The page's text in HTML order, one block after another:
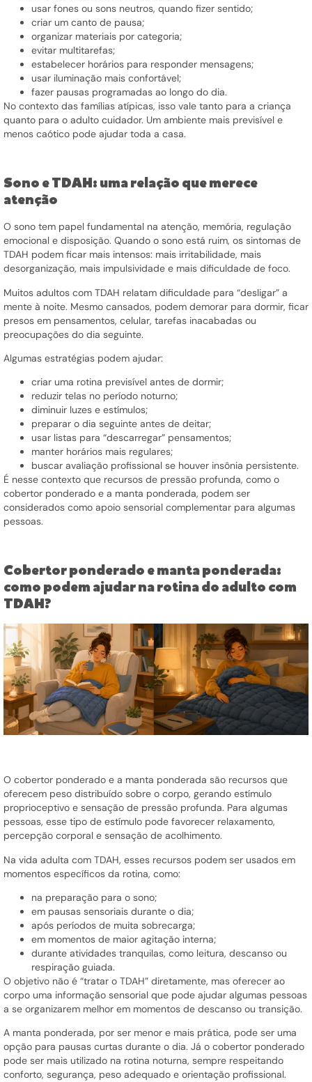
usar fones ou sons neutros, quando fizer sentido;
criar um canto de pausa;
organizar materiais por categoria;
evitar multitarefas;
estabelecer horários para responder mensagens;
usar iluminação mais confortável;
fazer pausas programadas ao longo do dia.
No contexto das famílias atípicas, isso vale tanto para a criança
quanto para o adulto cuidador. Um ambiente mais previsível e
menos caótico pode ajudar toda a casa.
Sono e TDAH: uma relação que merece
atenção
O sono tem papel fundamental na atenção, memória, regulação
emocional e disposição. Quando o sono está ruim, os sintomas de
TDAH podem ficar mais intensos: mais irritabilidade, mais
desorganização, mais impulsividade e mais dificuldade de foco.
Muitos adultos com TDAH relatam dificuldade para “desligar” a
mente à noite. Mesmo cansados, podem demorar para dormir, ficar
presos em pensamentos, celular, tarefas inacabadas ou
preocupações do dia seguinte.
Algumas estratégias podem ajudar:
criar uma rotina previsível antes de dormir;
reduzir telas no período noturno;
diminuir luzes e estímulos;
preparar o dia seguinte antes de deitar;
usar listas para “descarregar” pensamentos;
manter horários mais regulares;
buscar avaliação profissional se houver insônia persistente.
É nesse contexto que recursos de pressão profunda, como o
cobertor ponderado e a manta ponderada, podem ser
considerados como apoio sensorial complementar para algumas
pessoas.
Cobertor ponderado e manta ponderada:
como podem ajudar na rotina do adulto com
TDAH?
O cobertor ponderado e a manta ponderada são recursos que
oferecem peso distribuído sobre o corpo, gerando estímulo
proprioceptivo e sensação de pressão profunda. Para algumas
pessoas, esse tipo de estímulo pode favorecer relaxamento,
percepção corporal e sensação de acolhimento.
Na vida adulta com TDAH, esses recursos podem ser usados em
momentos específicos da rotina, como:
na preparação para o sono;
em pausas sensoriais durante o dia;
após períodos de muita sobrecarga;
em momentos de maior agitação interna;
durante atividades tranquilas, como leitura, descanso ou
respiração guiada.
O objetivo não é “tratar o TDAH” diretamente, mas oferecer ao
corpo uma informação sensorial que pode ajudar algumas pessoas
a se organizarem melhor em momentos de descanso ou transição.
A manta ponderada, por ser menor e mais prática, pode ser uma
opção para pausas curtas durante o dia. Já o cobertor ponderado
pode ser mais utilizado na rotina noturna, sempre respeitando
conforto, segurança, peso adequado e orientação profissional.